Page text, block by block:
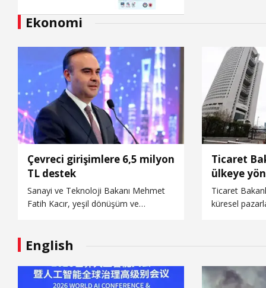
Ekolleri'
eğitimlerini
Ekonomi
Çevreci girişimlere 6,5 milyon
TL destek
Sanayi ve Teknoloji Bakanı Mehmet
Fatih Kacır, yeşil dönüşüm ve
alanlarında faaliyet gösteren
girişimlere yönelik 6,5 milyon TL’ye
kadar destek sağlanacağını bildirdi.
Ticaret
ülkeye
pazar
Ticaret Bakanlığı, Türk iş dünyasının
küresel
hazırlanan
sektörel
English